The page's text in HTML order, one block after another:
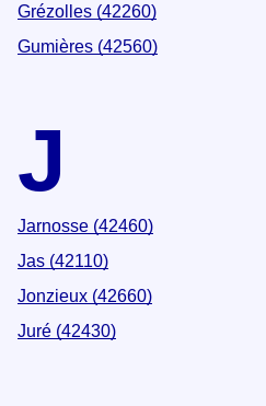
Grézolles (42260)
Gumières (42560)
J
Jarnosse (42460)
Jas (42110)
Jonzieux (42660)
Juré (42430)